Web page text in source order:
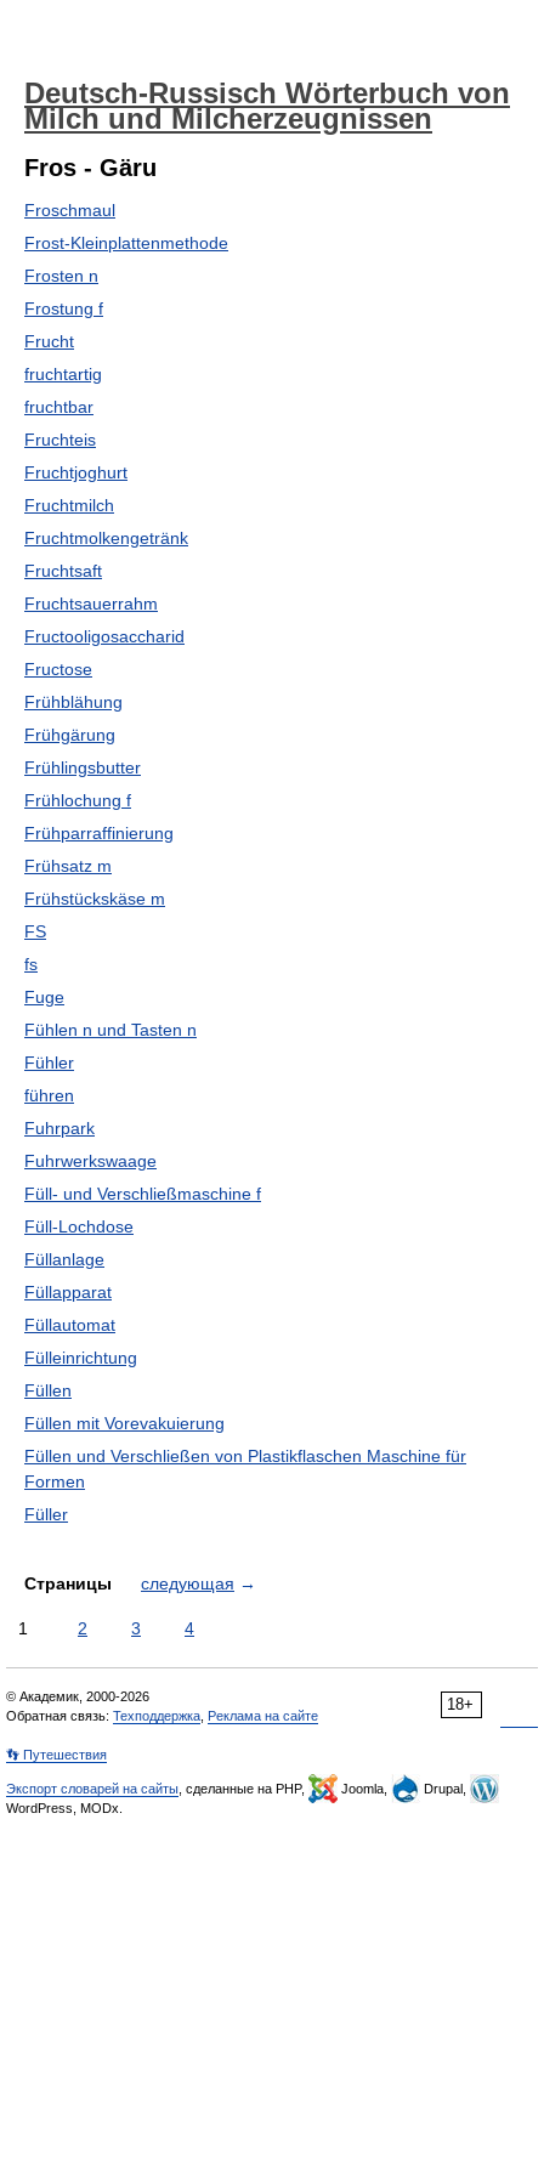
Deutsch-Russisch Wörterbuch von
Milch und Milcherzeugnissen
Fros - Gäru
Froschmaul
Frost-Kleinplattenmethode
Frosten n
Frostung f
Frucht
fruchtartig
fruchtbar
Fruchteis
Fruchtjoghurt
Fruchtmilch
Fruchtmolkengetränk
Fruchtsaft
Fruchtsauerrahm
Fructooligosaccharid
Fructose
Frühblähung
Frühgärung
Frühlingsbutter
Frühlochung f
Frühparraffinierung
Frühsatz m
Frühstückskäse m
FS
fs
Fuge
Fühlen n und Tasten n
Fühler
führen
Fuhrpark
Fuhrwerkswaage
Füll- und Verschließmaschine f
Füll-Lochdose
Füllanlage
Füllapparat
Füllautomat
Fülleinrichtung
Füllen
Füllen mit Vorevakuierung
Füllen und Verschließen von Plastikflaschen Maschine für
Formen
Füller
Страницы следующая →
1 2 3 4
18+
© Академик, 2000-2026
Обратная связь: Техподдержка Реклама на сайте
👣 Путешествия
Экспорт словарей на сайты , сделанные на PHP, Joomla,
Drupal,
WordPress, MODx.